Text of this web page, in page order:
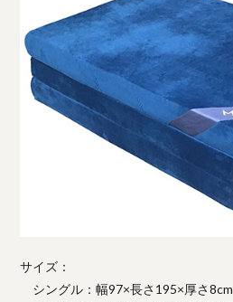
サイズ：
シングル：幅97×長さ195×厚さ8cm